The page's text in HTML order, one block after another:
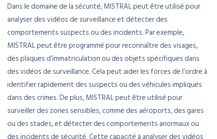
Dans le domaine de la sécurité, MISTRAL peut être utilisé pour
analyser des vidéos de surveillance et détecter des
comportements suspects ou des incidents. Par exemple,
MISTRAL peut être programmé pour reconnaître des visages,
des plaques d’immatriculation ou des objets spécifiques dans
des vidéos de surveillance. Cela peut aider les forces de l’ordre à
identifier rapidement des suspects ou des véhicules impliqués
dans des crimes. De plus, MISTRAL peut être utilisé pour
surveiller des zones sensibles, comme des aéroports, des gares
ou des stades, et détecter des comportements anormaux ou